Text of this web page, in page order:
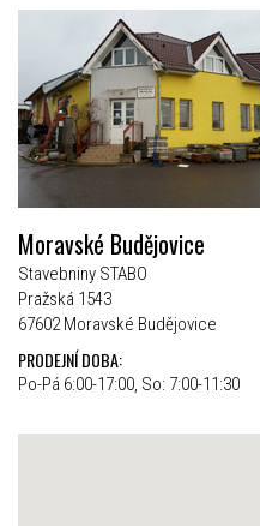
Moravské Budějovice
Stavebniny STABO
Pražská 1543
67602 Moravské Budějovice
PRODEJNÍ DOBA:
Po-Pá 6:00-17:00, So: 7:00-11:30